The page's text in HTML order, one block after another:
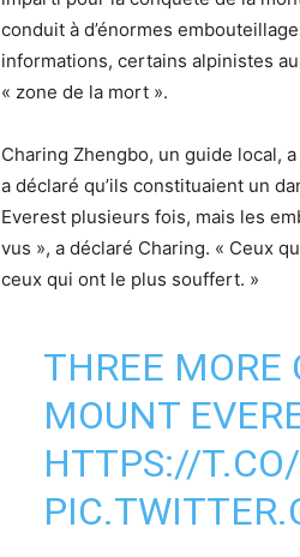
conduit à d’énormes
informations, certains alpinistes
« zone de la mort ».
Charing Zhengbo, un guide local,
a déclaré qu’ils constituaient un
Everest plusieurs fois, mais les
vus », a déclaré Charing. « Ceux
ceux qui ont le plus souffert. »
THREE MORE
MOUNT
HTTPS://